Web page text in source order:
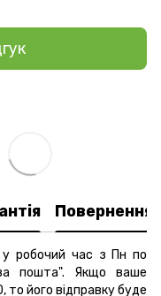
Повернення
у робочий час з Пн по
пошта". Якщо ваше
його відправку буде